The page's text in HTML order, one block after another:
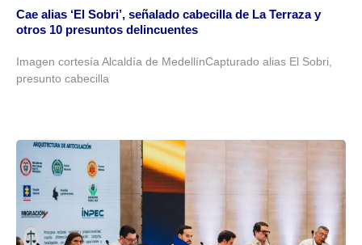
Cae alias ‘El Sobri’, señalado cabecilla de La Terraza y
otros 10 presuntos delincuentes
Imagen cortesía Alcaldía de MedellínCapturado alias El Sobri,
presunto cabecilla